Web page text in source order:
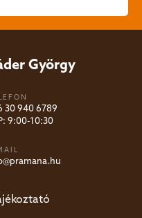
György
30 940 6789
9:00-10:30